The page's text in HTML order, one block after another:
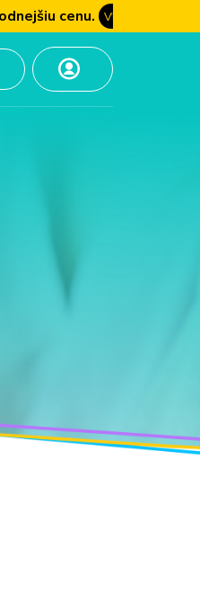
VIAC INFO